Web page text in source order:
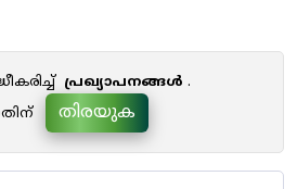
പ്രഖ്യാപനങ്ങൾ .
തിരയുക